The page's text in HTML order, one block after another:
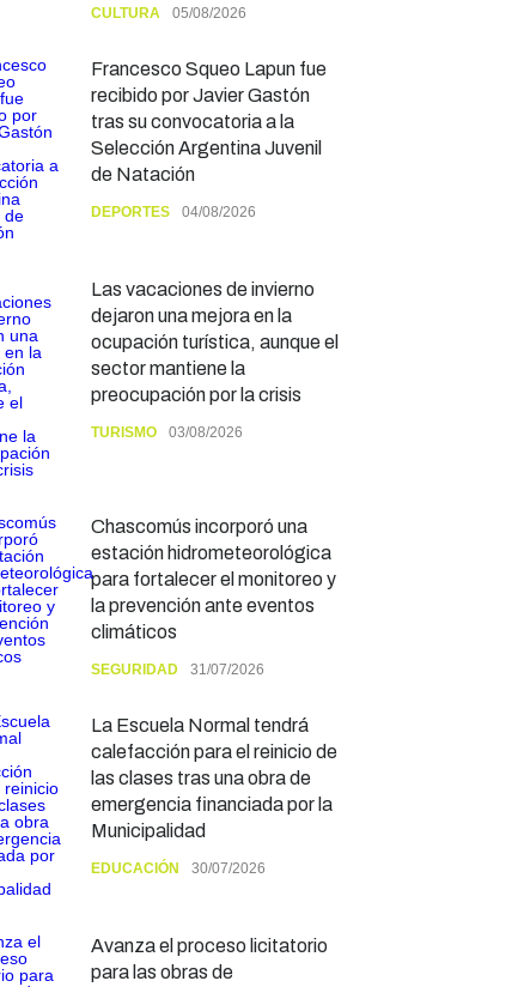
CULTURA 05/08/2026
Francesco Squeo Lapun fue
recibido por Javier Gastón
tras su convocatoria a la
Selección Argentina Juvenil
de Natación
DEPORTES 04/08/2026
Las vacaciones de invierno
dejaron una mejora en la
ocupación turística, aunque el
sector mantiene la
preocupación por la crisis
TURISMO 03/08/2026
Chascomús incorporó una
estación hidrometeorológica
para fortalecer el monitoreo y
la prevención ante eventos
climáticos
SEGURIDAD 31/07/2026
La Escuela Normal tendrá
calefacción para el reinicio de
las clases tras una obra de
emergencia financiada por la
Municipalidad
EDUCACIÓN 30/07/2026
Avanza el proceso licitatorio
para las obras de